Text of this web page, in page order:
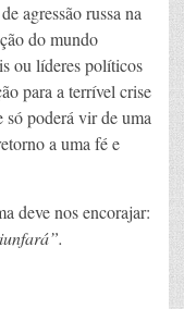
agressão russa na
do mundo
ou líderes políticos
para a terrível crise
só poderá vir de uma
a uma fé e
deve nos encorajar: